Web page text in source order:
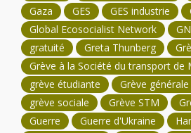
Gaza
GES GES industrie
Global Ecosocialist Network
gratuité
Greta Thunberg
Grève à la Société du transport de
grève étudiante
Grève
grève sociale
Grève STM
Guerre
Guerre d'Ukraine